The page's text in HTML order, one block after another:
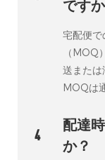
です
宅配便で
（
送または
MOQは
4
配達
か？